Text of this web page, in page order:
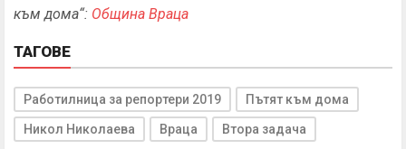
към дома“: Община Враца
ТАГОВЕ
Работилница за репортери 2019 Пътят към дома
Никол Николаева Враца Втора задача